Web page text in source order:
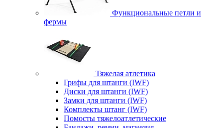
Функциональные петли и
фермы
Тяжелая атлетика
Грифы для штанги (IWF)
Диски для штанги (IWF)
Замки для штанги (IWF)
Комплекты штанг (IWF)
Помосты тяжелоатлетические